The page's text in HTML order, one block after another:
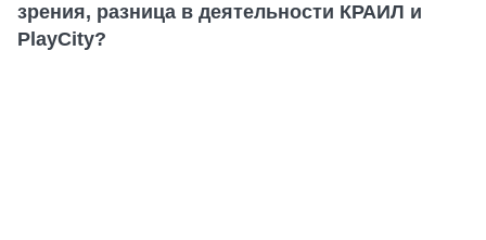
зрения, разница в деятельности КРАИЛ и
PlayCity?